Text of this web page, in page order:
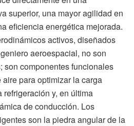
superior, una mayor agilidad en
eficiencia energética mejorada.
activos, diseñados
aeroespacial, no son
son componentes funcionales
para optimizar la carga
y, en última
de conducción. Los
son la piedra angular de la